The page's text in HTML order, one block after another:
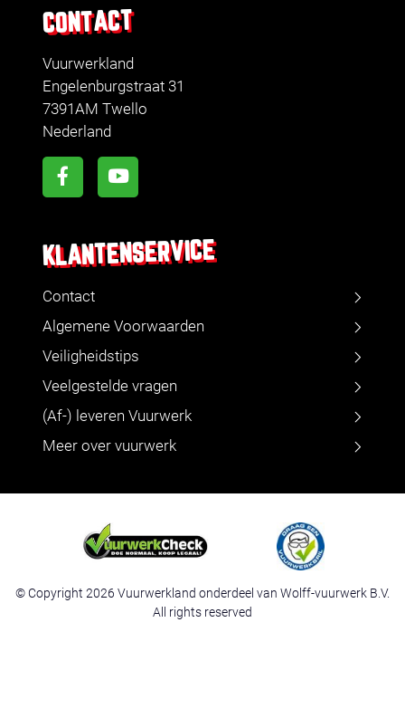
CONTACT
Vuurwerkland
Engelenburgstraat 31
7391AM Twello
Nederland
KLANTENSERVICE
Contact
Algemene Voorwaarden
Veiligheidstips
Veelgestelde vragen
(Af-) leveren Vuurwerk
Meer over vuurwerk
© Copyright 2026 Vuurwerkland onderdeel van Wolff-vuurwerk B.V.
All rights reserved